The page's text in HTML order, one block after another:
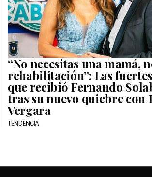
“No necesitas una mamá,
rehabilitación”: Las
que recibió Fernando
tras su nuevo quiebre con
Vergara
TENDENCIA